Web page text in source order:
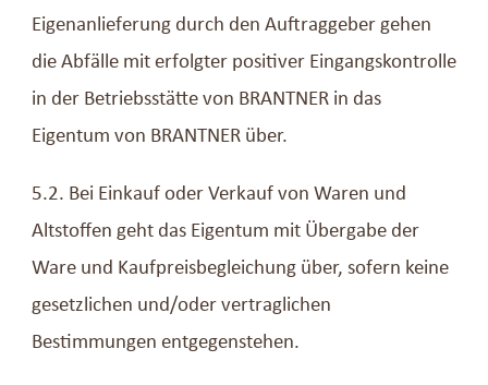
Eigenanlieferung durch den Auftraggeber gehen
die Abfälle mit erfolgter positiver Eingangskontrolle
in der Betriebsstätte von BRANTNER in das
Eigentum von BRANTNER über.
5.2. Bei Einkauf oder Verkauf von Waren und
Altstoffen geht das Eigentum mit Übergabe der
Ware und Kaufpreisbegleichung über, sofern keine
gesetzlichen und/oder vertraglichen
Bestimmungen entgegenstehen.